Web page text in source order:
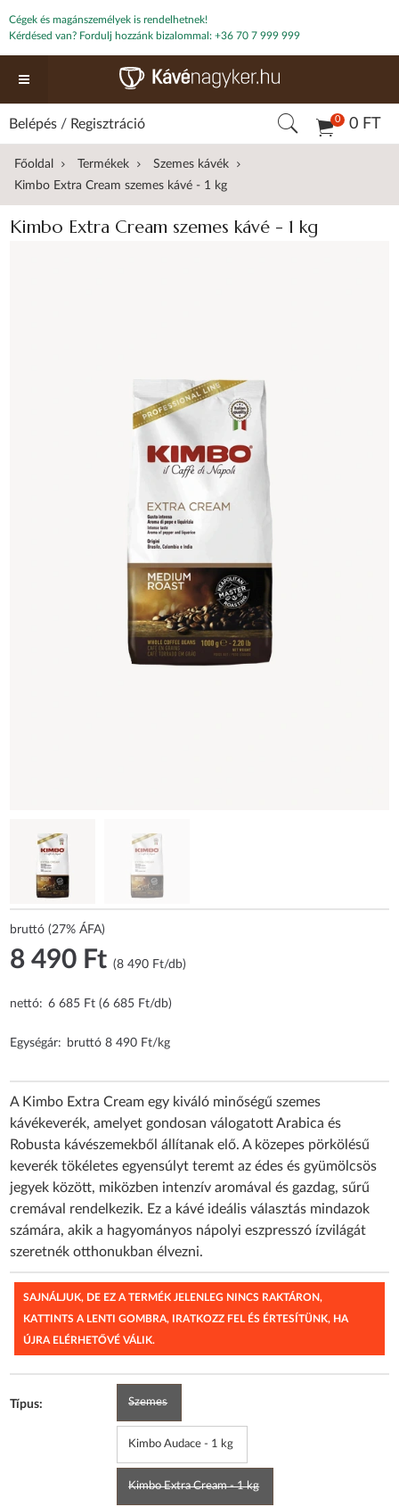
Cégek és magánszemélyek is rendelhetnek!
Kérdésed van? Fordulj hozzánk bizalommal: +36 70 7 999 999
0 0 FT
Belépés / Regisztráció
Főoldal Termékek
Szemes kávék
Kimbo Extra Cream szemes kávé - 1 kg
Kimbo Extra Cream szemes kávé - 1 kg
bruttó (27% ÁFA)
8 490 Ft(8 490 Ft/db)
nettó: 6 685 Ft (6 685 Ft/db)
Egységár: bruttó 8 490 Ft/kg
A Kimbo Extra Cream egy kiváló minőségű szemes
kávékeverék, amelyet gondosan válogatott Arabica és
Robusta kávészemekből állítanak elő. A közepes pörkölésű
keverék tökéletes egyensúlyt teremt az édes és gyümölcsös
jegyek között, miközben intenzív aromával és gazdag, sűrű
cremával rendelkezik. Ez a kávé ideális választás mindazok
számára, akik a hagyományos nápolyi eszpresszó ízvilágát
szeretnék otthonukban élvezni.
SAJNÁLJUK, DE EZ A TERMÉK JELENLEG NINCS RAKTÁRON,
KATTINTS A LENTI GOMBRA, IRATKOZZ FEL ÉS ÉRTESÍTÜNK, HA
ÚJRA ELÉRHETŐVÉ VÁLIK.
Típus: Szemes
Kimbo Audace - 1 kg
Kimbo Extra Cream - 1 kg